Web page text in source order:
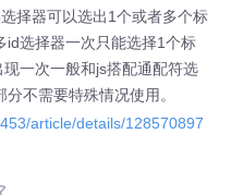
择器可以选出1个或者多个标
id选择器一次只能选择1个标
一次一般和js搭配通配符选
不需要特殊情况使用。
article/details/128570897